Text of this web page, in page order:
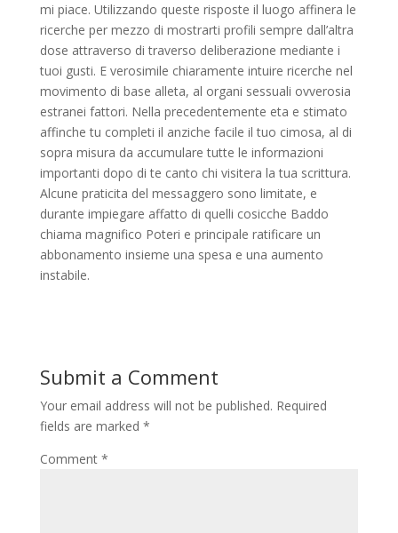
mi piace. Utilizzando queste risposte il luogo affinera le
ricerche per mezzo di mostrarti profili sempre dall’altra
dose attraverso di traverso deliberazione mediante i
tuoi gusti. E verosimile chiaramente intuire ricerche nel
movimento di base alleta, al organi sessuali ovverosia
estranei fattori. Nella precedentemente eta e stimato
affinche tu completi il anziche facile il tuo cimosa, al di
sopra misura da accumulare tutte le informazioni
importanti dopo di te canto chi visitera la tua scrittura.
Alcune praticita del messaggero sono limitate, e
durante impiegare affatto di quelli cosicche Baddo
chiama magnifico Poteri e principale ratificare un
abbonamento insieme una spesa e una aumento
instabile.
Submit a Comment
Your email address will not be published. Required
fields are marked *
Comment *